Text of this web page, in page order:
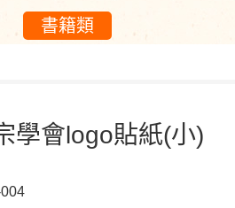
書籍類
學會logo貼紙(小)